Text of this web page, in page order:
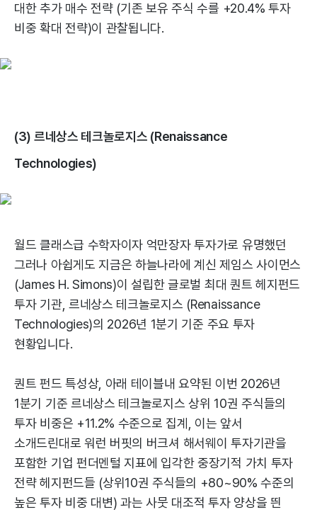
대한 추가 매수 전략 (기존 보유 주식 수를 +20.4% 투자
비중 확대 전략)이 관찰됩니다.
(3) 르네상스 테크놀로지스 (Renaissance
Technologies)
월드 클래스급 수학자이자 억만장자 투자가로 유명했던
그러나 아쉽게도 지금은 하늘나라에 계신 제임스 사이먼스
(James H. Simons)이 설립한 글로벌 최대 퀀트 헤지펀드
투자 기관, 르네상스 테크놀로지스 (Renaissance
Technologies)의 2026년 1분기 기준 주요 투자
현황입니다.
퀀트 펀드 특성상, 아래 테이블내 요약된 이번 2026년
1분기 기준 르네상스 테크놀로지스 상위 10권 주식들의
투자 비중은 +11.2% 수준으로 집계, 이는 앞서
소개드린대로 워런 버핏의 버크셔 해서웨이 투자기관을
포함한 기업 펀더멘털 지표에 입각한 중장기적 가치 투자
전략 헤지펀드들 (상위10권 주식들의 +80~90% 수준의
높은 투자 비중 대변) 과는 사뭇 대조적 투자 양상을 띈